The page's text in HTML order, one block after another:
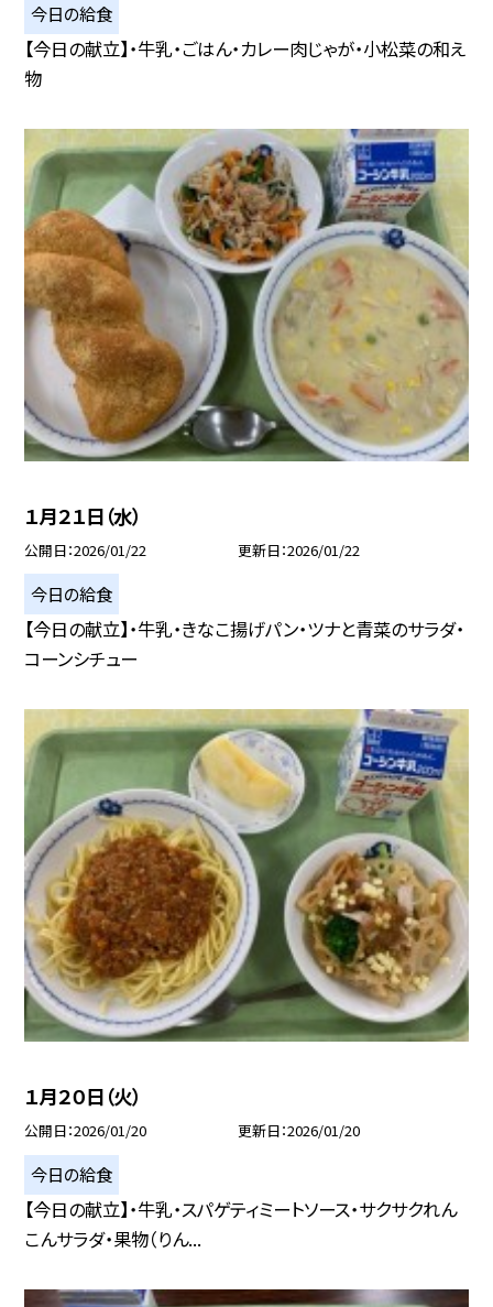
今日の給食
【今日の献立】・牛乳・ごはん・カレー肉じゃが・小松菜の和え
物
１月２１日（水）
公開日 2026/01/22 更新日 2026/01/22
今日の給食
【今日の献立】・牛乳・きなこ揚げパン・ツナと青菜のサラダ・
コーンシチュー
１月２０日（火）
公開日 2026/01/20 更新日 2026/01/20
今日の給食
【今日の献立】・牛乳・スパゲティミートソース・サクサクれん
こんサラダ・果物（りん...